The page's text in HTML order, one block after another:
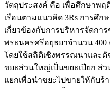
วัตถุประสงค์ คือ เพื่อศึกษาพ
เรือนตามแนวคิด 3Rs การศึ
เกี่ยวข้องกับการบริหารจัดกา
พระนครศรีอยุธยาจำนวน
โดยใช้สถิติเชิงพรรณนาและ
ขยะส่วนใหญ่เป็นขยะเปียก ส่
แยกเพื่อนำขยะไปขายให้กับร้